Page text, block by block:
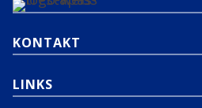
KONTAKT
LINKS